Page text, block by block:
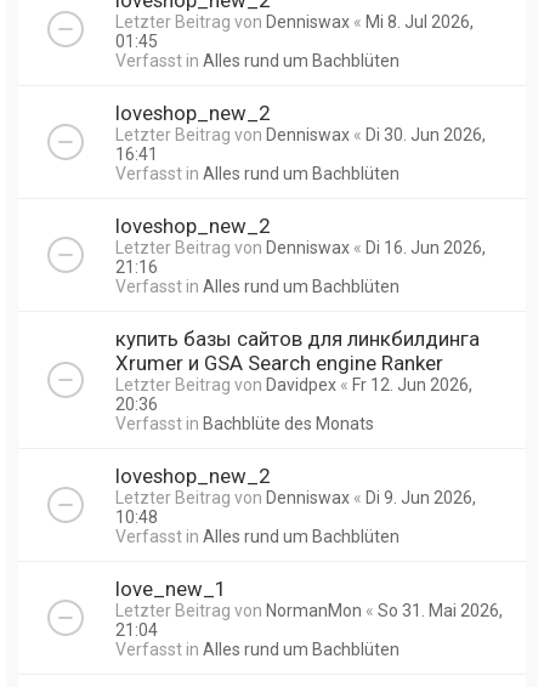
Letzter Beitrag von Denniswax « Mi 8. Jul 2026,
01:45
Verfasst in Alles rund um Bachblüten
loveshop_new_2
Letzter Beitrag von Denniswax « Di 30. Jun 2026,
16:41
Verfasst in Alles rund um Bachblüten
loveshop_new_2
Letzter Beitrag von Denniswax « Di 16. Jun 2026,
21:16
Verfasst in Alles rund um Bachblüten
купить базы сайтов для линкбилдинга
Xrumer и GSA Search engine Ranker
Letzter Beitrag von Davidpex « Fr 12. Jun 2026,
20:36
Verfasst in Bachblüte des Monats
loveshop_new_2
Letzter Beitrag von Denniswax « Di 9. Jun 2026,
10:48
Verfasst in Alles rund um Bachblüten
love_new_1
Letzter Beitrag von NormanMon « So 31. Mai 2026,
21:04
Verfasst in Alles rund um Bachblüten